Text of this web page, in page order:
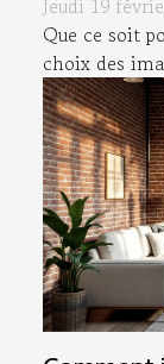
Que ce soit
choix des